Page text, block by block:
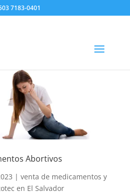
7183-0401
Abortivos
| venta de medicamentos y
en El Salvador